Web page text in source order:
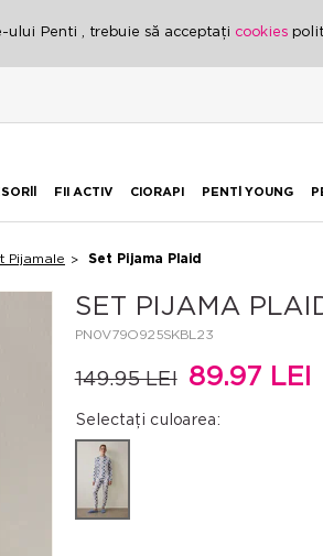
ului Penti , trebuie să acceptați cookies
FII ACTIV CIORAPI PENTİ YOUNG
Pijamale Set Pijama Plaid
SET PIJAMA
PN0V79O925SKBL23
149.95 LEI 89.97 LEI
Selectați culoarea: